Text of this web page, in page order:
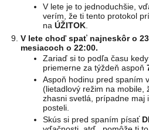
V lete je to jednoduchšie,
verím, že ti tento protokol
na ÚŽITOK.
V lete choď spať najneskôr o
mesiacoch o 22:00.
Zariaď si to podľa času
priemerne za týždeň aspoň
Aspoň hodinu pred spaním
(lietadlový režim na mobile,
zhasni svetlá, prípadne maj
posteli.
Skús si pred spaním písať